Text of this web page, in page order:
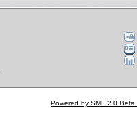
Powered by SMF 2.0 Beta